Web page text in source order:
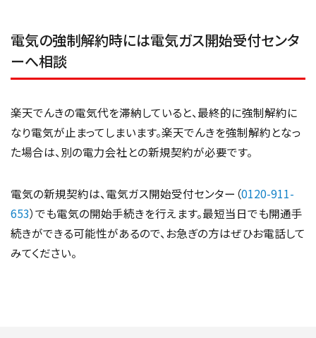
電気の強制解約時には電気ガス開始受付センタ
ーへ相談
楽天でんきの電気代を滞納していると、最終的に強制解約に
なり電気が止まってしまいます。楽天でんきを強制解約となっ
た場合は、別の電力会社との新規契約が必要です。
電気の新規契約は、電気ガス開始受付センター（0120-911-
653）でも電気の開始手続きを行えます。最短当日でも開通手
続きができる可能性があるので、お急ぎの方はぜひお電話して
みてください。